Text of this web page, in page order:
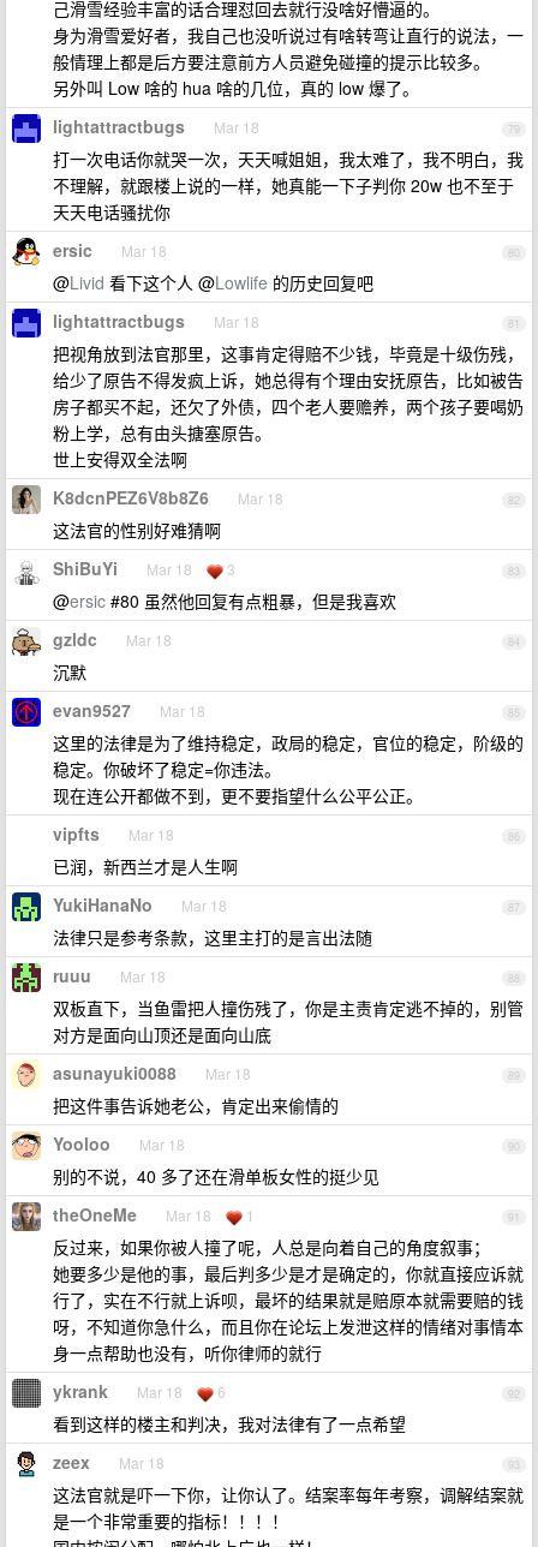
己滑雪经验丰富的话合理怼回去就行没啥好懵逼的。
身为滑雪爱好者，我自己也没听说过有啥转弯让直行的说法，一
般情理上都是后方要注意前方人员避免碰撞的提示比较多。
另外叫 Low 啥的 hua 啥的几位，真的 low 爆了。
79
lightattractbugs Mar 18
打一次电话你就哭一次，天天喊姐姐，我太难了，我不明白，我
不理解，就跟楼上说的一样，她真能一下子判你 20w 也不至于
天天电话骚扰你
80
ersic Mar 18
@Livid 看下这个人 @Lowlife 的历史回复吧
81
lightattractbugs Mar 18
把视角放到法官那里，这事肯定得赔不少钱，毕竟是十级伤残，
给少了原告不得发疯上诉，她总得有个理由安抚原告，比如被告
房子都买不起，还欠了外债，四个老人要赡养，两个孩子要喝奶
粉上学，总有由头搪塞原告。
世上安得双全法啊
82
K8dcnPEZ6V8b8Z6 Mar 18
这法官的性别好难猜啊
83
ShiBuYi Mar 18 3
@ersic #80 虽然他回复有点粗暴，但是我喜欢
84
gzldc Mar 18
沉默
85
evan9527 Mar 18
这里的法律是为了维持稳定，政局的稳定，官位的稳定，阶级的
稳定。你破坏了稳定=你违法。
现在连公开都做不到，更不要指望什么公平公正。
86
vipfts Mar 18
已润，新西兰才是人生啊
87
YukiHanaNo Mar 18
法律只是参考条款，这里主打的是言出法随
88
ruuu Mar 18
双板直下，当鱼雷把人撞伤残了，你是主责肯定逃不掉的，别管
对方是面向山顶还是面向山底
89
asunayuki0088 Mar 18
把这件事告诉她老公，肯定出来偷情的
90
Yooloo Mar 18
别的不说，40 多了还在滑单板女性的挺少见
91
theOneMe Mar 18 1
反过来，如果你被人撞了呢，人总是向着自己的角度叙事；
她要多少是他的事，最后判多少是才是确定的，你就直接应诉就
行了，实在不行就上诉呗，最坏的结果就是赔原本就需要赔的钱
呀，不知道你急什么，而且你在论坛上发泄这样的情绪对事情本
身一点帮助也没有，听你律师的就行
92
ykrank Mar 18 6
看到这样的楼主和判决，我对法律有了一点希望
93
zeex Mar 18
这法官就是吓一下你，让你认了。结案率每年考察，调解结案就
是一个非常重要的指标！！！！